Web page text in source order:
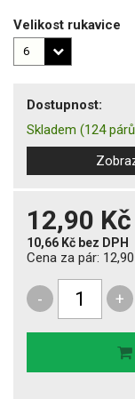
Velikost rukavice
Dostupnost:
Skladem (124
12,90 Kč
10,66 Kč bez DPH
Cena za pár:
- +